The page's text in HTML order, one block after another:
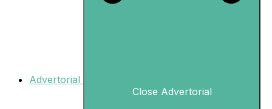
Advertorial
Close Advertorial